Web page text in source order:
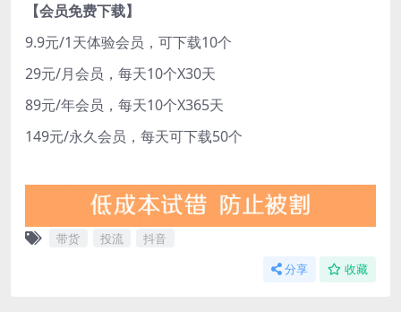
【会员免费下载】
9.9元/1天体验会员，可下载10个
29元/月会员，每天10个X30天
89元/年会员，每天10个X365天
149元/永久会员，每天可下载50个
带货 投流 抖音
分享 收藏